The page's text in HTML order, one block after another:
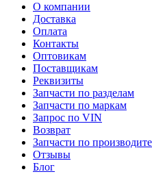
О компании
Доставка
Оплата
Контакты
Оптовикам
Поставщикам
Реквизиты
Запчасти по разделам
Запчасти по маркам
Запрос по VIN
Возврат
Запчасти по
Отзывы
Блог